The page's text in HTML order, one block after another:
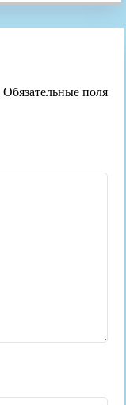
Обязательные поля